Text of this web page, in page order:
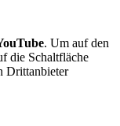
. Um auf den
die Schaltfläche
Drittanbieter